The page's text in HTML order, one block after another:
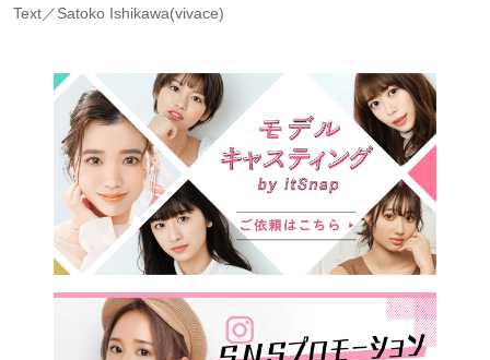
Text／Satoko Ishikawa(vivace)